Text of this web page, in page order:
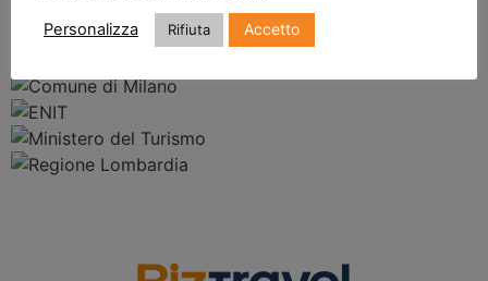
Patrocini
Personalizza Rifiuta Accetto